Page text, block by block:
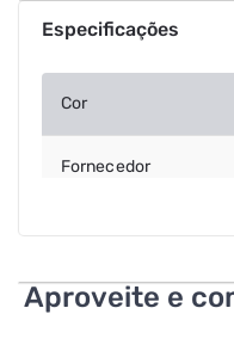
Especificações
Cor
Fornecedor
Aproveite e